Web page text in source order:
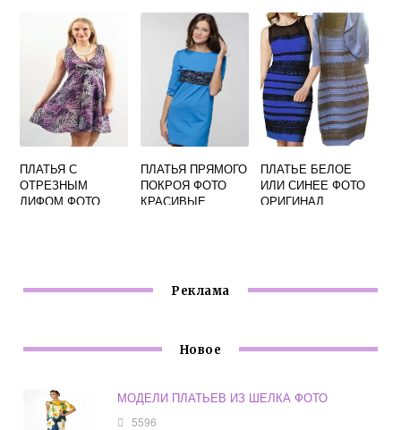
ПЛАТЬЯ С
ОТРЕЗНЫМ
ЛИФОМ ФОТО
ПЛАТЬЯ ПРЯМОГО
ПОКРОЯ ФОТО
КРАСИВЫЕ
ПЛАТЬЕ БЕЛОЕ
ИЛИ СИНЕЕ ФОТО
ОРИГИНАЛ
Реклама
Новое
МОДЕЛИ ПЛАТЬЕВ ИЗ ШЕЛКА ФОТО
5596